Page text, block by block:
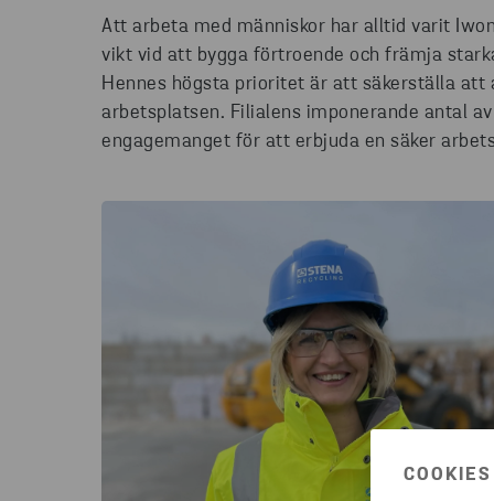
COOKIES
Att arbeta med människor har alltid varit
vikt vid att bygga förtroende och främja
Hennes högsta prioritet är att säkerställa att
arbetsplatsen. Filialens imponerande antal
engagemanget för att erbjuda en säker